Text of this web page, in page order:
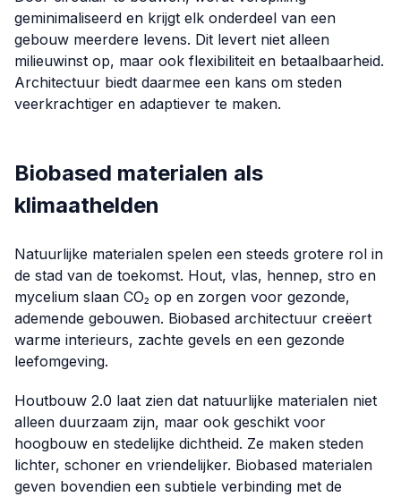
geminimaliseerd en krijgt elk onderdeel van een
gebouw meerdere levens. Dit levert niet alleen
milieuwinst op, maar ook flexibiliteit en betaalbaarheid.
Architectuur biedt daarmee een kans om steden
veerkrachtiger en adaptiever te maken.
Biobased materialen als
klimaathelden
Natuurlijke materialen spelen een steeds grotere rol in
de stad van de toekomst. Hout, vlas, hennep, stro en
mycelium slaan CO₂ op en zorgen voor gezonde,
ademende gebouwen. Biobased architectuur creëert
warme interieurs, zachte gevels en een gezonde
leefomgeving.
Houtbouw 2.0 laat zien dat natuurlijke materialen niet
alleen duurzaam zijn, maar ook geschikt voor
hoogbouw en stedelijke dichtheid. Ze maken steden
lichter, schoner en vriendelijker. Biobased materialen
geven bovendien een subtiele verbinding met de